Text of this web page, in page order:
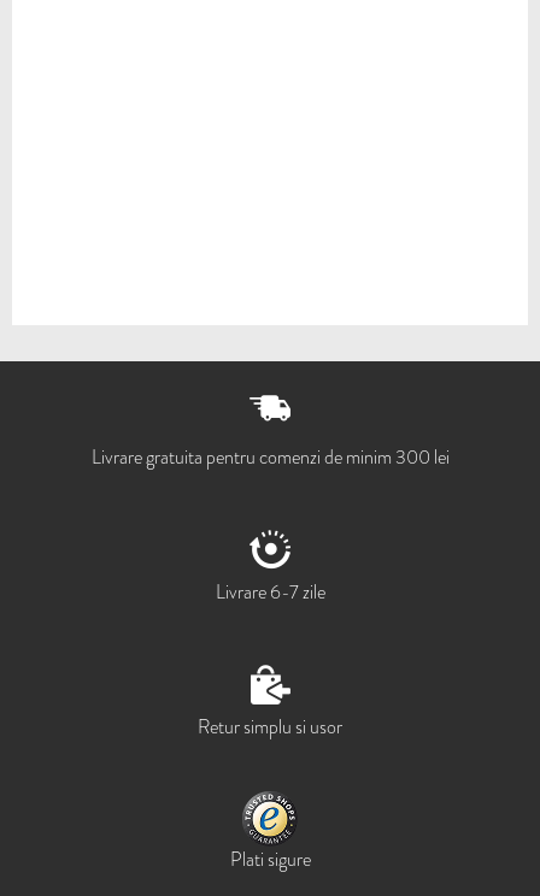
Livrare gratuita pentru comenzi de minim 300 lei
Livrare 6-7 zile
Retur simplu si usor
Plati sigure